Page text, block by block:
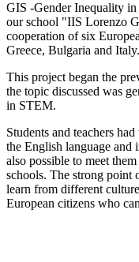
GIS -Gender Inequality
our school "IIS Lorenzo
cooperation of six
Greece, Bulgaria and Italy.
This project began the
the topic discussed was
in STEM.
Students and teachers
the English language
also possible to meet
schools. The strong point
learn from different
European citizens who